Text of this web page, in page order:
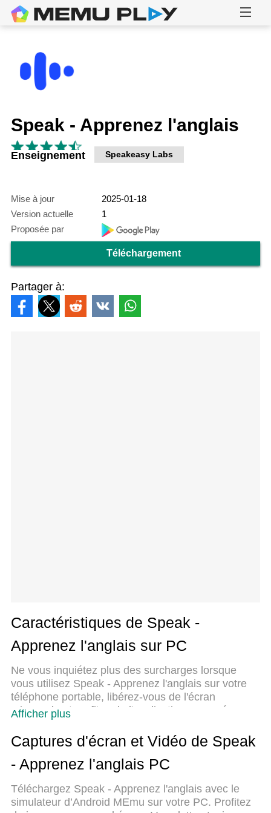
Speak - Apprenez l'anglais
Enseignement Speakeasy Labs
Mise à jour
2025-01-18
Version actuelle
1
Proposée par
Téléchargement
Partager à:
Caractéristiques de Speak -
Apprenez l'anglais sur PC
Ne vous inquiétez plus des surcharges lorsque
vous utilisez Speak - Apprenez l'anglais sur votre
téléphone portable, libérez-vous de l'écran
minuscule et profitez de l'application sur un écran
beaucoup plus grand. Désormais, vous pouvez
utiliser votre application en plein écran avec le
clavier et la souris. MEmu vous offre toutes les
fonctionnalités surprenantes que vous attendiez :
commandes intuitives, plus de limitations de
batterie, de données mobiles et d'appels
Afficher plus
Captures d'écran et Vidéo de Speak
- Apprenez l'anglais PC
Téléchargez Speak - Apprenez l'anglais avec le
simulateur d’Android MEmu sur votre PC. Profitez